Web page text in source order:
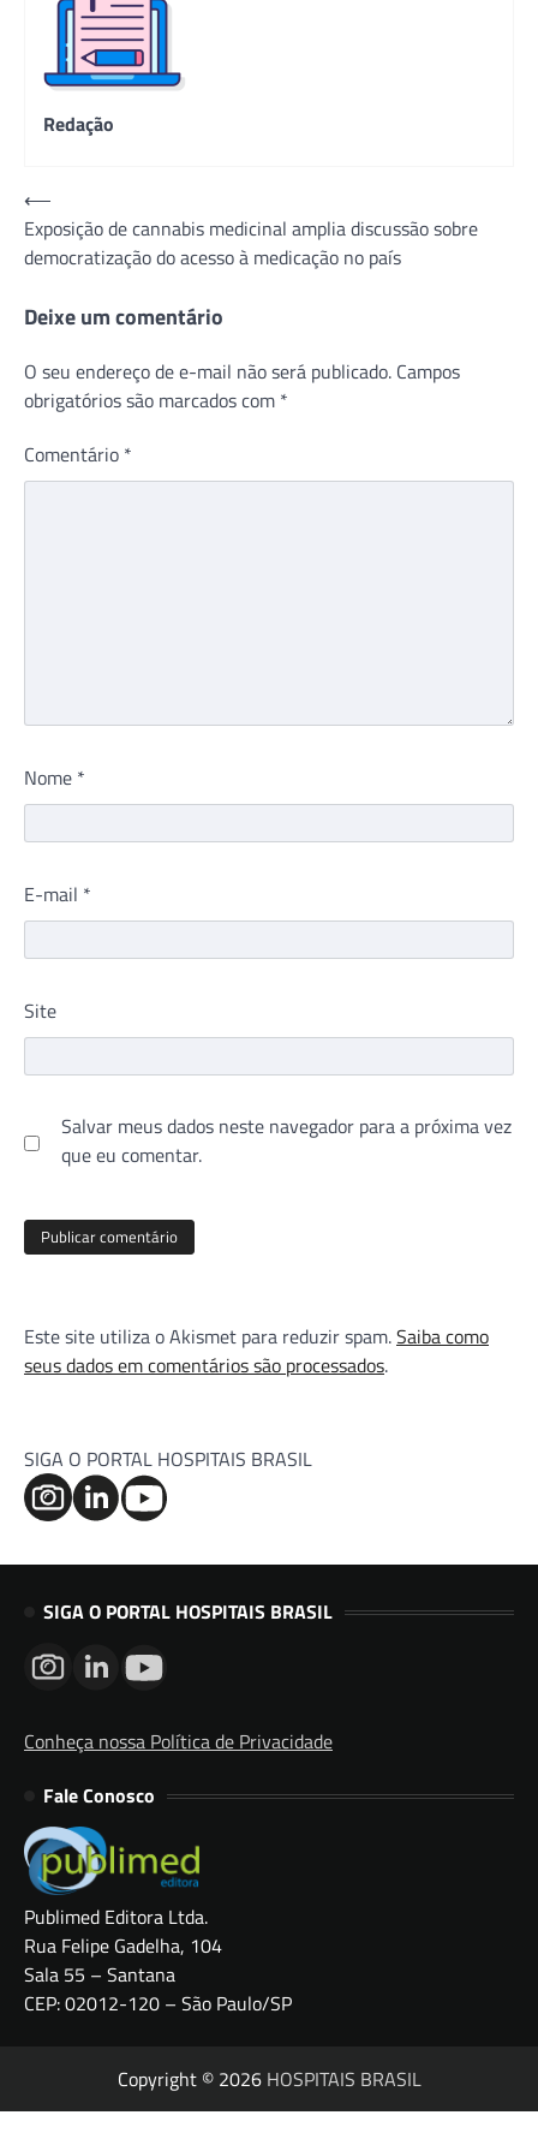
Redação
Navegação
de
Post
⟵
Exposição de cannabis medicinal amplia discussão sobre
democratização do acesso à medicação no país
Deixe um comentário
O seu endereço de e-mail não será publicado. Campos
obrigatórios são marcados com *
Comentário *
Nome *
E-mail *
Site
Salvar meus dados neste navegador para a próxima vez
que eu comentar.
Este site utiliza o Akismet para reduzir spam.Saiba como
seus dados em comentários são processados.
SIGA O PORTAL HOSPITAIS BRASIL
SIGA O PORTAL HOSPITAIS BRASIL
Conheça nossa Política de Privacidade
Fale Conosco
Publimed Editora Ltda.
Rua Felipe Gadelha, 104
Sala 55 – Santana
CEP: 02012-120 – São Paulo/SP
Copyright © 2026 HOSPITAIS BRASIL